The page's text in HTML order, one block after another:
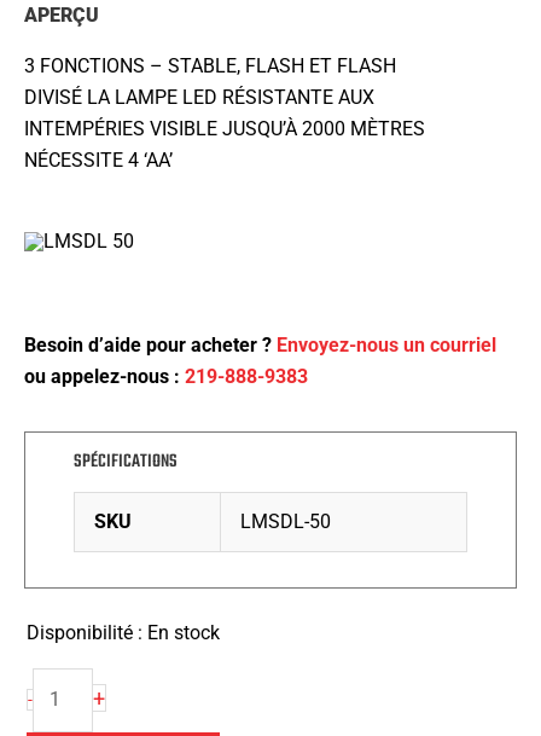
APERÇU
3 FONCTIONS – STABLE, FLASH ET FLASH
DIVISÉ LA LAMPE LED RÉSISTANTE AUX
INTEMPÉRIES VISIBLE JUSQU’À 2000 MÈTRES
NÉCESSITE 4 ‘AA’
Besoin d’aide pour acheter ? Envoyez-nous un courriel
ou appelez-nous : 219-888-9383
SPÉCIFICATIONS
SKU LMSDL-50
Disponibilité : En stock
-
quantité
de
+